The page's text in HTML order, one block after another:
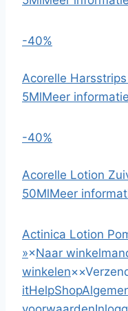
-40%
Acorelle
5MlMeer
-40%
Acorelle Lotion
50MlMeer
Actinica Lotion
»×Naar
winkelen××
itHelpShop